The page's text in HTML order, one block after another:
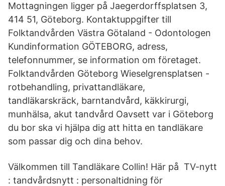
Mottagningen ligger på Jaegerdorffsplatsen 3,
414 51, Göteborg. Kontaktuppgifter till
Folktandvården Västra Götaland - Odontologen
Kundinformation GÖTEBORG, adress,
telefonnummer, se information om företaget.
Folktandvården Göteborg Wieselgrensplatsen -
rotbehandling, privattandläkare,
tandläkarskräck, barntandvård, käkkirurgi,
munhälsa, akut tandvård Oavsett var i Göteborg
du bor ska vi hjälpa dig att hitta en tandläkare
som passar dig och dina behov.
Välkommen till Tandläkare Collin! Här på TV-nytt
: tandvårdsnytt : personaltidning för